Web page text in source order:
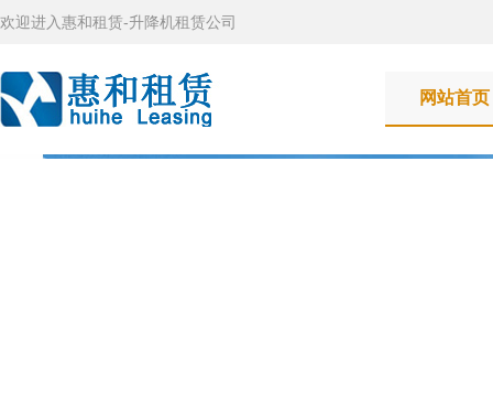
欢迎进入惠和租赁-升降机租赁公司
网站首页